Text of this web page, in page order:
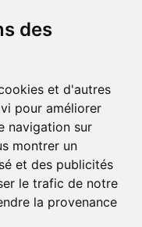
des
et d'autres
pour améliorer
navigation sur
montrer un
et des publicités
le trafic de notre
la provenance
digital de la pharmacie
Fliers.
parmi des milliers de
et choisissez le retrait
toute simplicité.
expérience pratique,